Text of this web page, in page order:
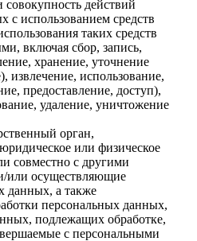
совокупность действий
с использованием средств
таких средств
включая сбор, запись,
хранение, уточнение
извлечение, использование,
предоставление, доступ),
удаление, уничтожение
орган,
или физическое
совместно с другими
или осуществляющие
данных, а также
персональных данных,
подлежащих обработке,
с персональными